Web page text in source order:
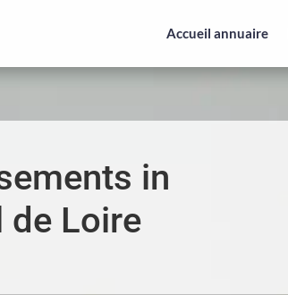
Accueil annuaire
in
de Loire